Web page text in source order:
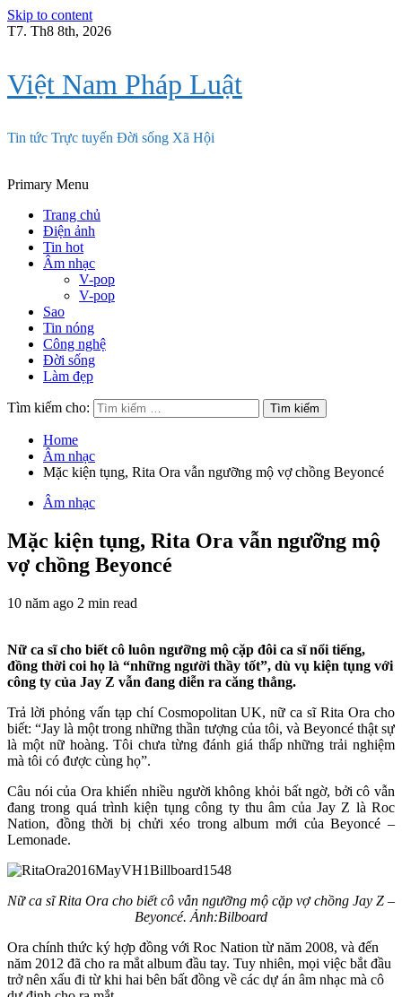
Skip to content
T7. Th8 8th, 2026
Việt Nam Pháp Luật
Tin tức Trực tuyến Đời sống Xã Hội
Primary Menu
Trang chủ
Điện ảnh
Tin hot
Âm nhạc
V-pop
V-pop
Sao
Tin nóng
Công nghệ
Đời sống
Làm đẹp
Tìm kiếm cho:
Home
Âm nhạc
Mặc kiện tụng, Rita Ora vẫn ngưỡng mộ vợ chồng Beyoncé
Âm nhạc
Mặc kiện tụng, Rita Ora vẫn ngưỡng mộ
vợ chồng Beyoncé
10 năm ago 2 min read
Nữ ca sĩ cho biết cô luôn ngưỡng mộ cặp đôi ca sĩ nổi tiếng,
đồng thời coi họ là “những người thầy tốt”, dù vụ kiện tụng với
công ty của Jay Z vẫn đang diễn ra căng thẳng.
Trả lời phỏng vấn tạp chí Cosmopolitan UK, nữ ca sĩ Rita Ora cho
biết: “Jay là một trong những thần tượng của tôi, và Beyoncé thật sự
là một nữ hoàng. Tôi chưa từng đánh giá thấp những trải nghiệm
mà tôi có được cùng họ”.
Câu nói của Ora khiến nhiều người không khỏi bất ngờ, bởi cô vẫn
đang trong quá trình kiện tụng công ty thu âm của Jay Z là Roc
Nation, đồng thời bị chửi xéo trong album mới của Beyoncé –
Lemonade.
Nữ ca sĩ Rita Ora cho biết cô vẫn ngưỡng mộ cặp vợ chồng Jay Z –
Beyoncé. Ảnh:Bilboard
Ora chính thức ký hợp đồng với Roc Nation từ năm 2008, và đến
năm 2012 đã cho ra mắt album đầu tay. Tuy nhiên, mọi việc bắt đầu
trở nên xấu đi từ khi hai bên bất đồng về các dự án âm nhạc mà cô